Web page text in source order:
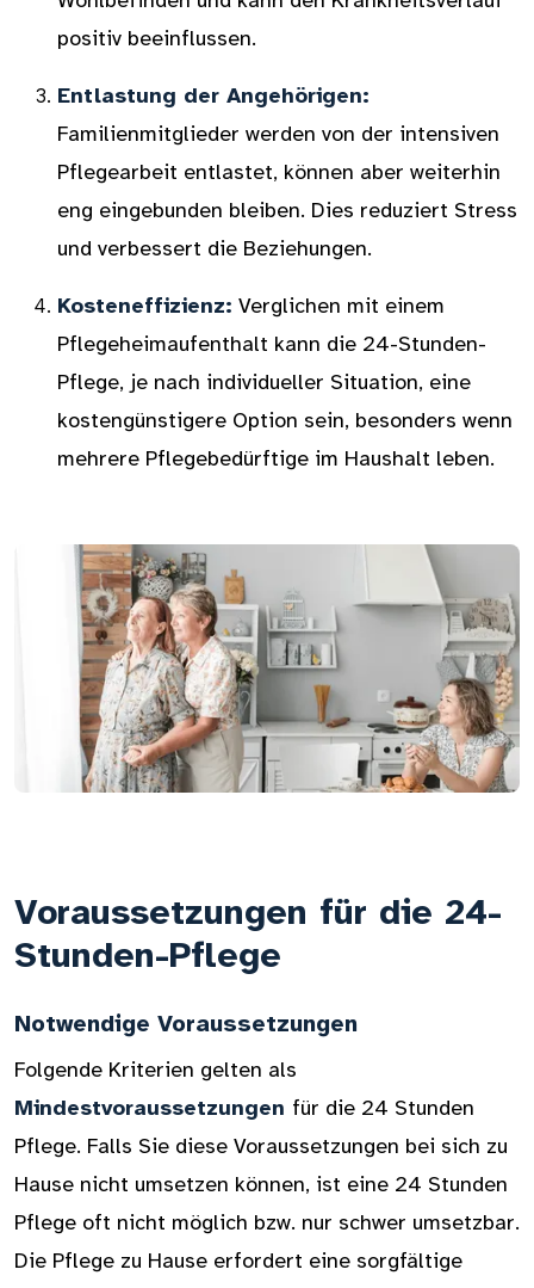
positiv beeinflussen.
Entlastung der Angehörigen:
Familienmitglieder werden von der intensiven
Pflegearbeit entlastet, können aber weiterhin
eng eingebunden bleiben. Dies reduziert Stress
und verbessert die Beziehungen.
Kosteneffizienz: Verglichen mit einem
Pflegeheimaufenthalt kann die 24-Stunden-
Pflege, je nach individueller Situation, eine
kostengünstigere Option sein, besonders wenn
mehrere Pflegebedürftige im Haushalt leben.
Voraussetzungen für die 24-
Stunden-Pflege
Notwendige Voraussetzungen
Folgende Kriterien gelten als
Mindestvoraussetzungen für die 24 Stunden
Pflege. Falls Sie diese Voraussetzungen bei sich zu
Hause nicht umsetzen können, ist eine 24 Stunden
Pflege oft nicht möglich bzw. nur schwer umsetzbar.
Die Pflege zu Hause erfordert eine sorgfältige